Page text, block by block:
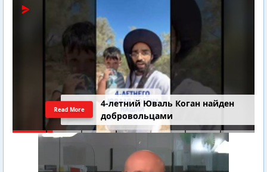
4-летний Юваль Коган найден
добровольцами
Read More